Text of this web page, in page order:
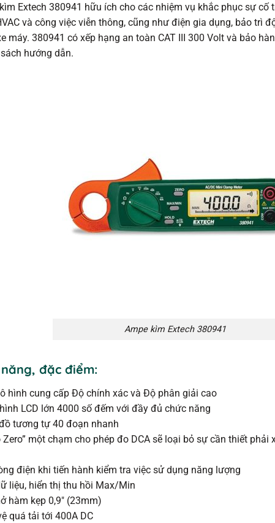
Extech 380941 hữu ích cho các nhiệm vụ khắc phục sự cố
và công việc viễn thông, cũng như điện gia dụng, bảo trì
máy. 380941 có xếp hạng an toàn CAT III 300 Volt và bảo
hướng dẫn.
Ampe kìm Extech 380941
đặc điểm:
hình cung cấp Độ chính xác và Độ phân giải cao
LCD lớn 4000 số đếm với đầy đủ chức năng
đồ tương tự 40 đoạn nhanh
Zero” một chạm cho phép đo DCA sẽ loại bỏ sự cần thiết phải
điện khi tiến hành kiểm tra việc sử dụng năng lượng
liệu, hiển thị thu hồi Max/Min
hàm kẹp 0,9″ (23mm)
quá tải tới 400A DC